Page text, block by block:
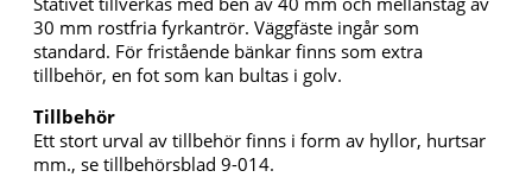
30 mm rostfria fyrkantrör. Väggfäste ingår som
standard. För fristående bänkar finns som extra
tillbehör, en fot som kan bultas i golv.
Tillbehör
Ett stort urval av tillbehör finns i form av hyllor, hurtsar
mm., se tillbehörsblad 9-014.